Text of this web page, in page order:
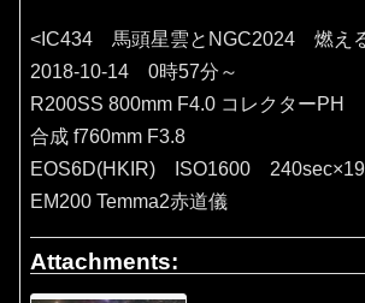
<IC434 馬頭星雲とNGC2024 燃え
2018-10-14 0時57分～
R200SS 800mm F4.0 コレクターPH
合成 f760mm F3.8
EOS6D(HKIR) ISO1600
EM200 Temma2赤道儀
Attachments: